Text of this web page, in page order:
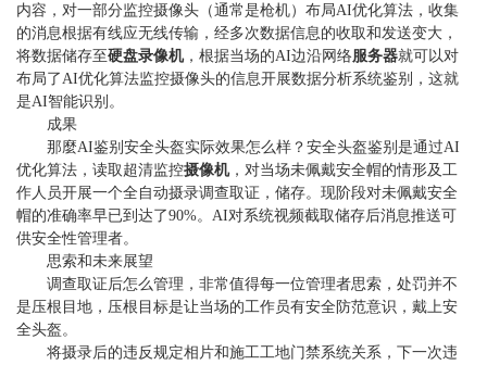
内容，对一部分监控摄像头（通常是枪机）布局AI优化算法，收集
的消息根据有线应无线传输，经多次数据信息的收取和发送变大，
将数据储存至硬盘录像机，根据当场的AI边沿网络服务器就可以对
布局了AI优化算法监控摄像头的信息开展数据分析系统鉴别，这就
是AI智能识别。
成果
那麼AI鉴别安全头盔实际效果怎么样？安全头盔鉴别是通过AI
优化算法，读取超清监控摄像机，对当场未佩戴安全帽的情形及工
作人员开展一个全自动摄录调查取证，储存。现阶段对未佩戴安全
帽的准确率早已到达了90%。AI对系统视频截取储存后消息推送可
供安全性管理者。
思索和未来展望
调查取证后怎么管理，非常值得每一位管理者思索，处罚并不
是压根目地，压根目标是让当场的工作员有安全防范意识，戴上安
全头盔。
将摄录后的违反规定相片和施工工地门禁系统关系，下一次违